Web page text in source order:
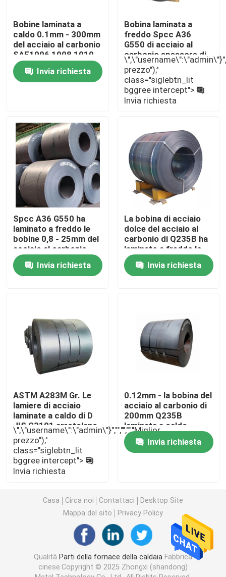
Casa
Circa noi
Giro della fabbrica
Controllo di qualità
Contattici
Richieda una citazione
piatto di acciaio al carbonio
Tubo d'acciaio senza cuciture
Tubo senza cuciture della lega
Tubo ad alta pressione della caldaia
Tubo d'acciaio di precisione
Schermi del tubo di caldaia
Ugello d'aria della caldaia
Griglia a catena Antivari
Bobine laminata a
caldo 0.1mm - 300mm
del acciaio al carbonio
SAE1006 1008 1010
Invia richiesta
Bobina laminata a
freddo Spcc A36
G550 di acciaio al
carbonio spessore di
300mm - di 0.1mm
prezzo");'
class="siglebtn_lit
bggree intercept">
Invia richiesta
Spcc A36 G550 ha
laminato a freddo le
bobine 0,8 - 25mm del
acciaio al carbonio
Invia richiesta
La bobina di acciaio
dolce del acciaio al
carbonio di Q235B ha
laminato a freddo lo
spessore di 4mm - di
0,12
Invia richiesta
ASTM A283M Gr. Le
lamiere di acciaio
laminate a caldo di D
JIS G3101 arrotolano
GB/T700 Q235A
\",\"username\":\"admin\"}","","","","Miglior
prezzo");'
class="siglebtn_lit
bggree intercept">
Invia richiesta
0.12mm - la bobina del
acciaio al carbonio di
200mm Q235B
laminata a caldo
accetta l'abitudine
Invia richiesta
Casa Circa noi Contattaci
Desktop Site
Mappa del sito
Privacy Policy
Qualità Parti della fornace della caldaia Fabbrica
cinese.Copyright © 2025 Zhongxi (shandong)